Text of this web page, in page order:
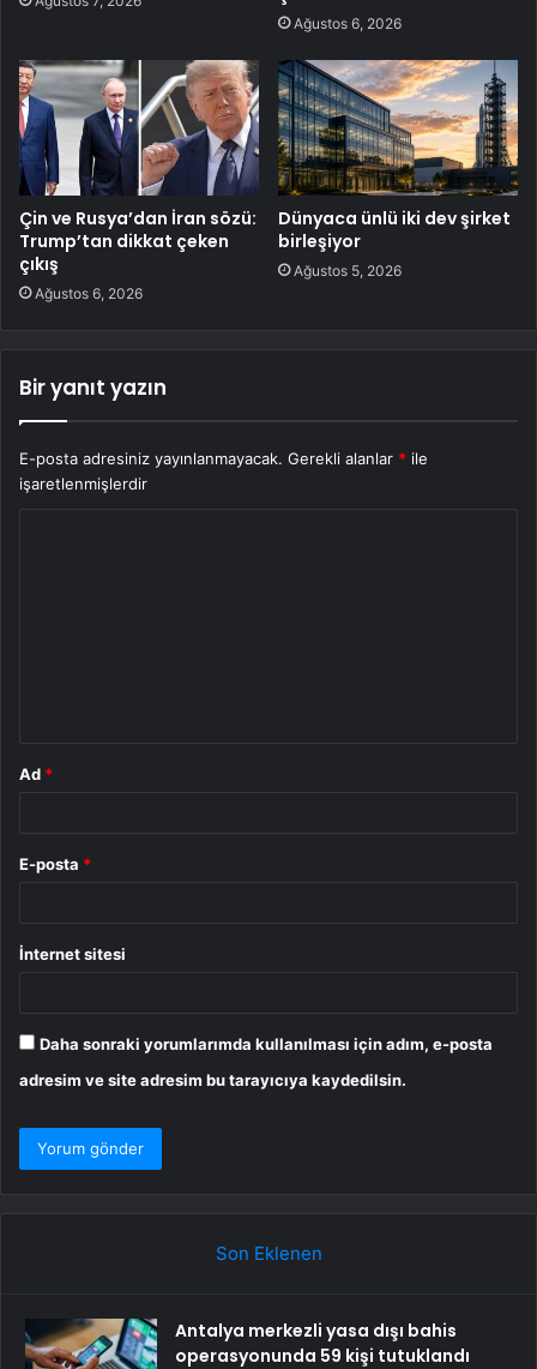
Ağustos 6, 2026
Çin ve Rusya’dan İran sözü:
Trump’tan dikkat çeken
çıkış
Ağustos 6, 2026
Dünyaca ünlü iki dev şirket
birleşiyor
Ağustos 5, 2026
Bir yanıt yazın
E-posta adresiniz yayınlanmayacak. Gerekli alanlar * ile
işaretlenmişlerdir
Ad *
E-posta *
İnternet sitesi
Daha sonraki yorumlarımda kullanılması için adım, e-posta
adresim ve site adresim bu tarayıcıya kaydedilsin.
Son Eklenen
Antalya merkezli yasa dışı bahis
operasyonunda 59 kişi tutuklandı